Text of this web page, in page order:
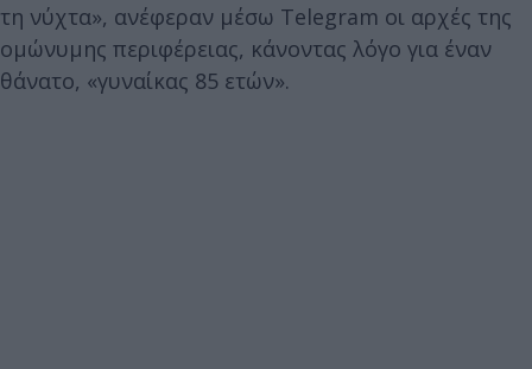
τη νύχτα», ανέφεραν μέσω Telegram οι αρχές της
ομώνυμης περιφέρειας, κάνοντας λόγο για έναν
θάνατο, «γυναίκας 85 ετών».